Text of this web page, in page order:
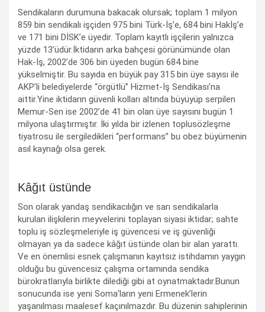
Sendikaların durumuna bakacak olursak; toplam 1 milyon
859 bin sendikalı işçiden 975 bini Türk-İş’e, 684 bini Hakİş’e
ve 171 bini DİSK’e üyedir. Toplam kayıtlı işçilerin yalnızca
yüzde 13’üdür.İktidarın arka bahçesi görünümünde olan
Hak-İş, 2002’de 306 bin üyeden bugün 684 bine
yükselmiştir. Bu sayıda en büyük pay 315 bin üye sayısı ile
AKP’li belediyelerde “örgütlü” Hizmet-İş Sendikası’na
aittir.Yine iktidarın güvenli kolları altında büyüyüp serpilen
Memur-Sen ise 2002’de 41 bin olan üye sayısını bugün 1
milyona ulaştırmıştır. İki yılda bir izlenen toplusözleşme
tiyatrosu ile sergiledikleri “performans” bu obez büyümenin
asıl kaynağı olsa gerek.
Kâğıt üstünde
Son olarak yandaş sendikacılığın ve sarı sendikalarla
kurulan ilişkilerin meyvelerini toplayan siyasi iktidar; sahte
toplu iş sözleşmeleriyle iş güvencesi ve iş güvenliği
olmayan ya da sadece kâğıt üstünde olan bir alan yarattı.
Ve en önemlisi esnek çalışmanın kayıtsız istihdamın yaygın
olduğu bu güvencesiz çalışma ortamında sendika
bürokratlarıyla birlikte dilediği gibi at oynatmaktadır.Bunun
sonucunda ise yeni Soma’ların yeni Ermenek’lerin
yaşanılması maalesef kaçınılmazdır. Bu düzenin sahiplerinin